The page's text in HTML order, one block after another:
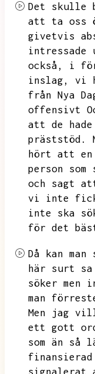
Det skulle
att ta oss
givetvis
intressade
också,
i
inslag,
vi
från Nya
offensivt
att de
präststöd.
hört att en
person
och sagt
vi inte fick
inte ska
för det
Då kan
här surt sa
söker men
man
Men jag
ett gott
som än